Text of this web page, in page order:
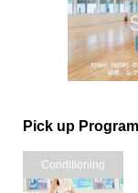
Pick up Program
Conditioning